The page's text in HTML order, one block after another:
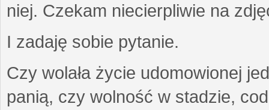
niej. Czekam niecierpliwie na
I zadaję sobie pytanie.
Czy wolała życie udomowionej
panią, czy wolność w stadzie,